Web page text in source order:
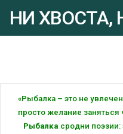
НИ ХВОСТА,
«Рыбалка – это не
просто желание
Рыбалка сродни поэзии: